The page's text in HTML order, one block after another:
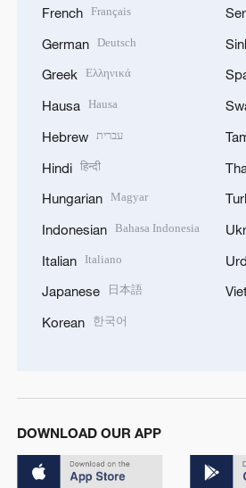
French Français
German Deutsch
Greek Ελληνικά
Hausa Hausa
Hebrew עברית
Hindi हिन्दी
Hungarian Magyar
Indonesian Bahasa Indonesia
Italian Italiano
Japanese 日本語
Korean 한국어
DOWNLOAD OUR APP